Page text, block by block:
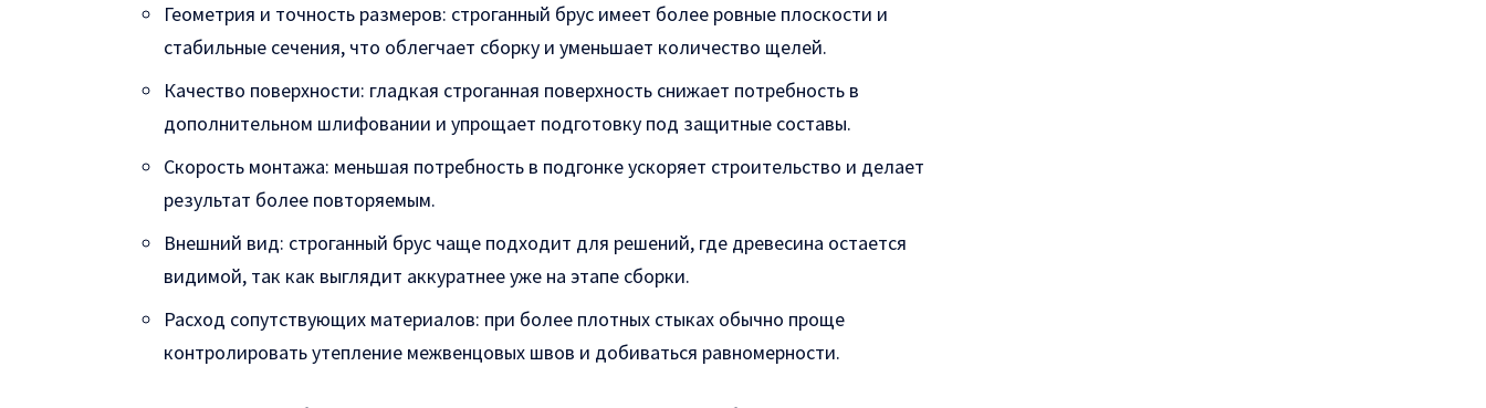
Геометрия и точность размеров: строганный брус имеет более ровные плоскости и
стабильные сечения, что облегчает сборку и уменьшает количество щелей.
Качество поверхности: гладкая строганная поверхность снижает потребность в
дополнительном шлифовании и упрощает подготовку под защитные составы.
Скорость монтажа: меньшая потребность в подгонке ускоряет строительство и делает
результат более повторяемым.
Внешний вид: строганный брус чаще подходит для решений, где древесина остается
видимой, так как выглядит аккуратнее уже на этапе сборки.
Расход сопутствующих материалов: при более плотных стыках обычно проще
контролировать утепление межвенцовых швов и добиваться равномерности.